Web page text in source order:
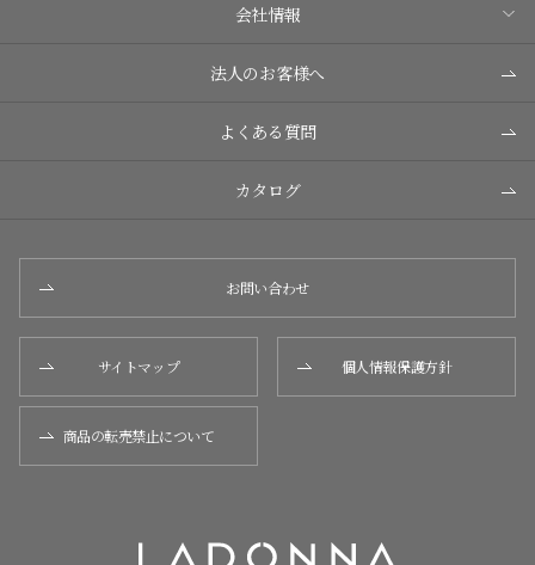
会社情報
法人のお客様へ
よくある質問
カタログ
お問い合わせ
サイトマップ 個人情報保護方針
商品の転売禁止について